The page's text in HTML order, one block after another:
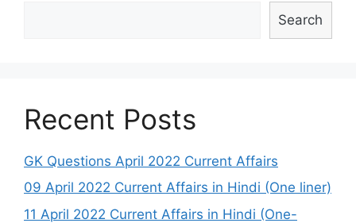
Search
Recent Posts
GK Questions April 2022 Current Affairs
09 April 2022 Current Affairs in Hindi (One liner)
11 April 2022 Current Affairs in Hindi (One-